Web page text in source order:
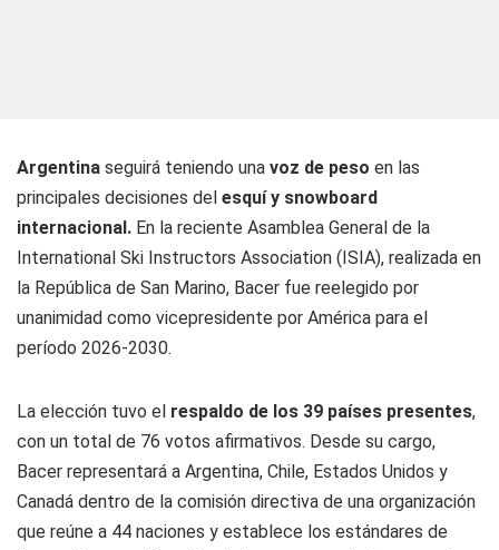
Argentina seguirá teniendo una voz de peso en las
principales decisiones del esquí y snowboard
internacional. En la reciente Asamblea General de la
International Ski Instructors Association (ISIA), realizada en
la República de San Marino, Bacer fue reelegido por
unanimidad como vicepresidente por América para el
período 2026-2030.
La elección tuvo el respaldo de los 39 países presentes,
con un total de 76 votos afirmativos. Desde su cargo,
Bacer representará a Argentina, Chile, Estados Unidos y
Canadá dentro de la comisión directiva de una organización
que reúne a 44 naciones y establece los estándares de